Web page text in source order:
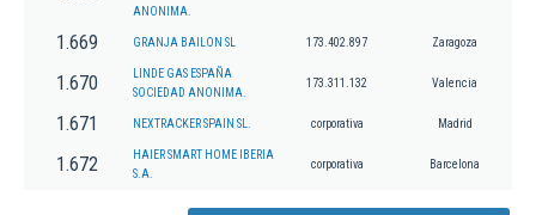
ANONIMA.
1.669 GRANJA BAILON SL 173.402.897 Zaragoza
1.670
LINDE GAS ESPAÑA
SOCIEDAD ANONIMA.
173.311.132 Valencia
1.671 NEXTRACKER SPAIN SL. corporativa Madrid
1.672
HAIER SMART HOME IBERIA
S.A.
corporativa Barcelona